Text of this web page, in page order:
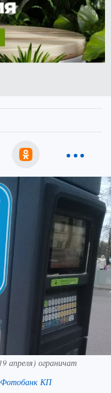
апреля) ограничат
КП